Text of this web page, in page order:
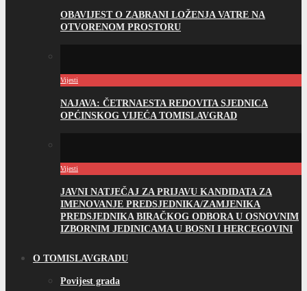
OBAVIJEST O ZABRANI LOŽENJA VATRE NA
OTVORENOM PROSTORU
Vijesti
NAJAVA: ČETRNAESTA REDOVITA SJEDNICA
OPĆINSKOG VIJEĆA TOMISLAVGRAD
Vijesti
JAVNI NATJEČAJ ZA PRIJAVU KANDIDATA ZA
IMENOVANJE PREDSJEDNIKA/ZAMJENIKA
PREDSJEDNIKA BIRAČKOG ODBORA U OSNOVNIM
IZBORNIM JEDINICAMA U BOSNI I HERCEGOVINI
O TOMISLAVGRADU
Povijest grada